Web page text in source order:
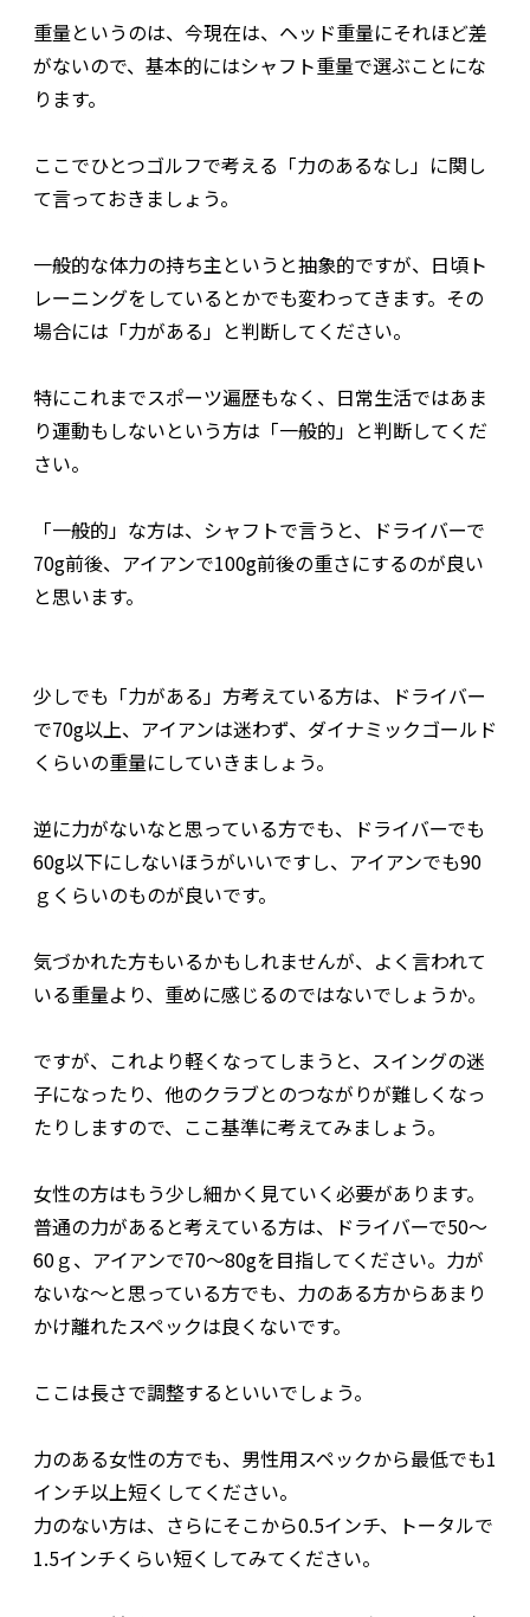
重量というのは、今現在は、ヘッド重量にそれほど差
がないので、基本的にはシャフト重量で選ぶことにな
ります。
ここでひとつゴルフで考える「力のあるなし」に関し
て言っておきましょう。
一般的な体力の持ち主というと抽象的ですが、日頃ト
レーニングをしているとかでも変わってきます。その
場合には「力がある」と判断してください。
特にこれまでスポーツ遍歴もなく、日常生活ではあま
り運動もしないという方は「一般的」と判断してくだ
さい。
「一般的」な方は、シャフトで言うと、ドライバーで
70g前後、アイアンで100g前後の重さにするのが良い
と思います。
少しでも「力がある」方考えている方は、ドライバー
で70g以上、アイアンは迷わず、ダイナミックゴールド
くらいの重量にしていきましょう。
逆に力がないなと思っている方でも、ドライバーでも
60g以下にしないほうがいいですし、アイアンでも90
ｇくらいのものが良いです。
気づかれた方もいるかもしれませんが、よく言われて
いる重量より、重めに感じるのではないでしょうか。
ですが、これより軽くなってしまうと、スイングの迷
子になったり、他のクラブとのつながりが難しくなっ
たりしますので、ここ基準に考えてみましょう。
女性の方はもう少し細かく見ていく必要があります。
普通の力があると考えている方は、ドライバーで50〜
60ｇ、アイアンで70〜80gを目指してください。力が
ないな〜と思っている方でも、力のある方からあまり
かけ離れたスペックは良くないです。
ここは長さで調整するといいでしょう。
力のある女性の方でも、男性用スペックから最低でも1
インチ以上短くしてください。
力のない方は、さらにそこから0.5インチ、トータルで
1.5インチくらい短くしてみてください。